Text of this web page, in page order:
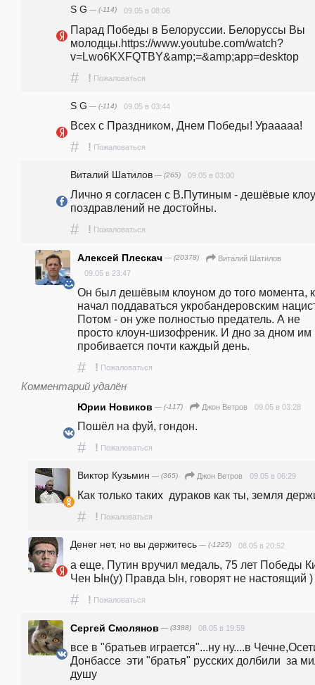
S G — (-114) 09.05 в 08:06
Парад Победы в Белоруссии. Белоруссы Вы
молодцы.https://www.youtube.com/watch?
v=Lwo6KXFQTBY&amp;=&amp;app=desktop
# ! Пожаловаться
S G — (-114) 09.05 в 03:44
Всех с Праздником, Днем Победы! Урааааа!
# ! Пожаловаться
Виталий Шатилов — (265) 09.05 в 03:00
Лично я согласен с В.Путиным - дешёвые
поздравлений не достойны.
# ! Пожаловаться
Алексей Плескач — (20378)
Виталий Шатилов
09.05 в 23:47
Он был дешёвым клоуном до того момента,
начал поддаваться укробандеровским
Потом - он уже полностью предатель. А не
просто клоун-шизофреник. И дно за дном им
пробивается почти каждый день.
# ! Пожаловаться
Комментарий удалён
Юрии Новиков — (-117) Джон Ветров 09.05 в 03:28
Пошёл на фуй, гондон.
# ! Пожаловаться
Виктор Кузьмин — (365) Джон Ветров 09.05 в 06:29
Как только таких  дураков как ты, земля
# ! Пожаловаться
Денег нет, но вы держитесь — (-1225) 08.05 в 20:52
а еще, Путин вручил медаль, 75 лет Победы
Чен Ын(у) Правда Ын, говорят не настоящий )
# ! Пожаловаться
Сергей Смолянов — (3388) 08.05 в 19:59
все в "братьев играется"...ну ну....в
Донбассе  эти "братья" русских долбили  за
душу